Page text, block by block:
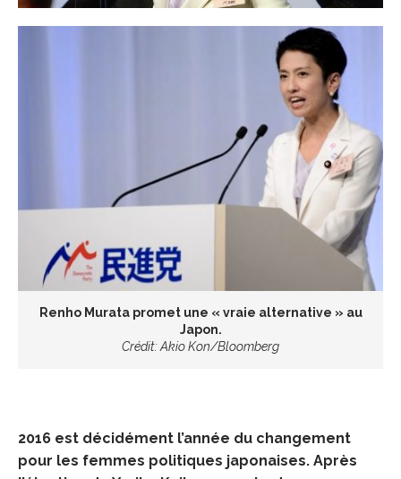
Renho Murata promet une « vraie alternative » au
Japon.
Crédit: Akio Kon/Bloomberg
2016 est décidément l’année du changement
pour les femmes politiques japonaises. Après